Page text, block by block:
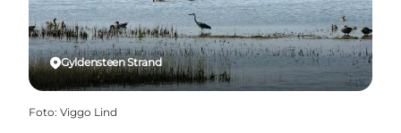
Gyldensteen Strand
Foto: Viggo Lind